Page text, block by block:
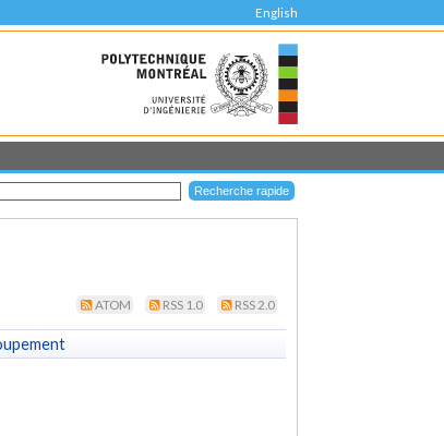
English
ATOM RSS 1.0 RSS 2.0